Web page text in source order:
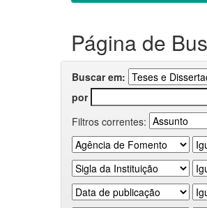
Página de
Buscar em:
por
Filtros correntes: